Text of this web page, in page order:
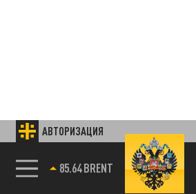
АВТОРИЗАЦИЯ
78.24 USD